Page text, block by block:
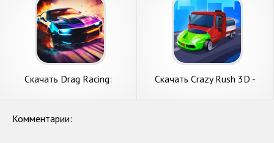
Скачать Drag Racing:
Скачать Crazy Rush 3D -
Комментарии: